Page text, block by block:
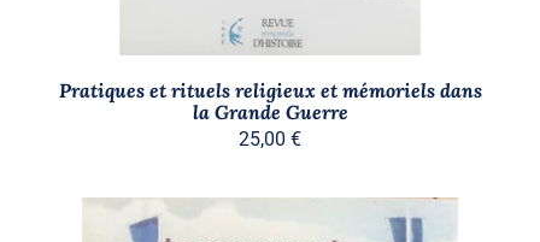
Pratiques et rituels religieux et mémoriels dans
la Grande Guerre
25,00 €